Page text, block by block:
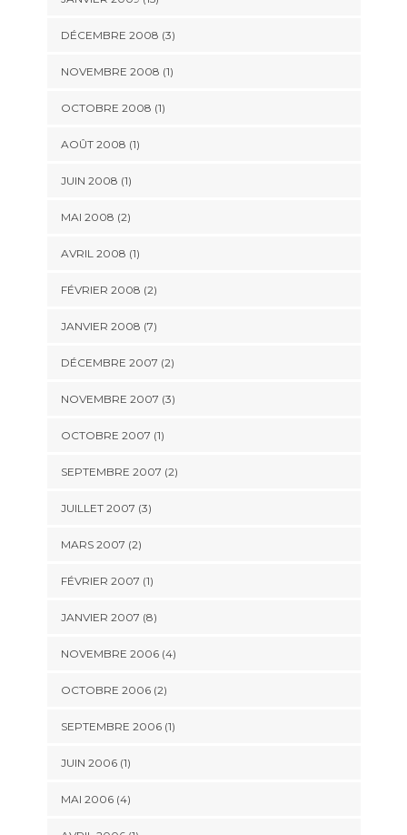
DÉCEMBRE 2008 (3)
NOVEMBRE 2008 (1)
OCTOBRE 2008 (1)
AOÛT 2008 (1)
JUIN 2008 (1)
MAI 2008 (2)
AVRIL 2008 (1)
FÉVRIER 2008 (2)
JANVIER 2008 (7)
DÉCEMBRE 2007 (2)
NOVEMBRE 2007 (3)
OCTOBRE 2007 (1)
SEPTEMBRE 2007 (2)
JUILLET 2007 (3)
MARS 2007 (2)
FÉVRIER 2007 (1)
JANVIER 2007 (8)
NOVEMBRE 2006 (4)
OCTOBRE 2006 (2)
SEPTEMBRE 2006 (1)
JUIN 2006 (1)
MAI 2006 (4)